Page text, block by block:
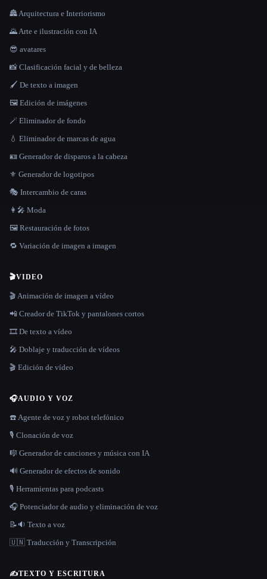
🏯 Arquitectura e Interiorismo
🌄 Arte e ilustración con IA
😎 avatares
📸 Clasificación facial y de belleza
🖌️ De texto a imagen
🖼️ Edición de imágenes
🪄 Eliminador de fondo
💧 Eliminador de marcas de agua
🪪 Generador de disparos a la cabeza
⚜️ Generador de logotipos
🎭 Intercambio de caras
👩‍🎤 Moda
🖼️ Restauración de fotos
🔁 Variación de imagen a imagen
🎬VIDEO
🎬 Animación de imagen a vídeo
📲 Creador de TikTok y pantalones cortos
🎞️ De texto a vídeo
🎤 Doblaje y traducción de vídeos
🎬 Edición de vídeo
🎧AUDIO Y VOZ
☎️ Agente de voz y robot telefónico
🎙️ Clonación de voz
🎼 Generador de canciones y música con IA
🔊 Generador de efectos de sonido
🎙️ Herramientas para podcasts
🎧 Potenciador de audio y eliminación de voz
📝🔉 Texto a voz
🇺🇳 Traducción y Transcripción
✍️TEXTO Y ESCRITURA